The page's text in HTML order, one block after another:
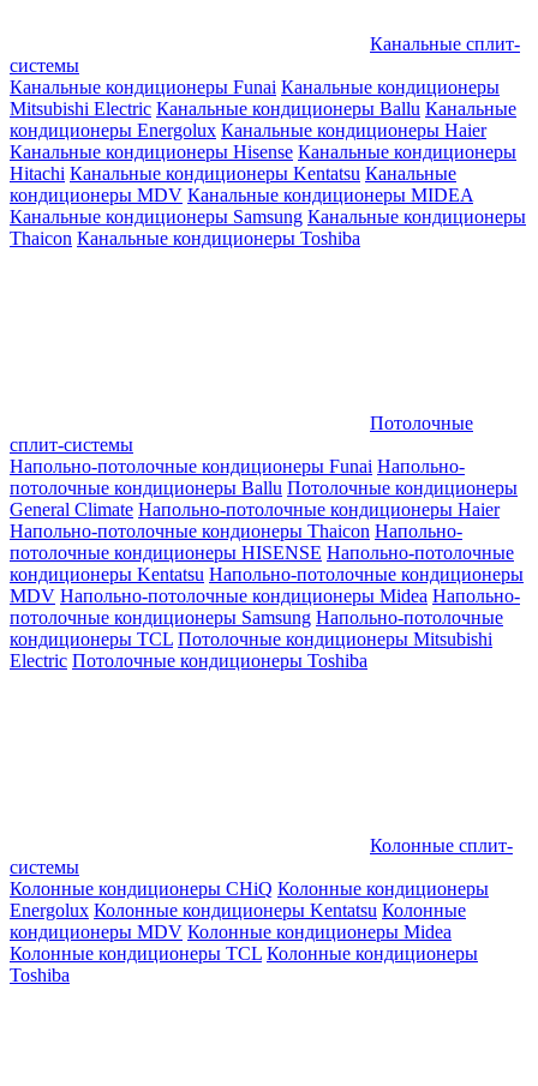
Канальные сплит-
системы
Канальные кондиционеры Funai Канальные кондиционеры
Mitsubishi Electric Канальные кондиционеры Ballu Канальные
кондиционеры Energolux Канальные кондиционеры Haier
Канальные кондиционеры Hisense Канальные кондиционеры
Hitachi Канальные кондиционеры Kentatsu Канальные
кондиционеры MDV Канальные кондиционеры MIDEA
Канальные кондиционеры Samsung Канальные кондиционеры
Thaicon Канальные кондиционеры Toshiba
Потолочные
сплит-системы
Напольно-потолочные кондиционеры Funai Напольно-
потолочные кондиционеры Ballu Потолочные кондиционеры
General Climate Напольно-потолочные кондиционеры Haier
Напольно-потолочные кондионеры Thaicon Напольно-
потолочные кондиционеры HISENSE Напольно-потолочные
кондиционеры Kentatsu Напольно-потолочные кондиционеры
MDV Напольно-потолочные кондиционеры Midea Напольно-
потолочные кондиционеры Samsung Напольно-потолочные
кондиционеры TCL Потолочные кондиционеры Mitsubishi
Electric Потолочные кондиционеры Toshiba
Колонные сплит-
системы
Колонные кондиционеры CHiQ Колонные кондиционеры
Energolux Колонные кондиционеры Kentatsu Колонные
кондиционеры MDV Колонные кондиционеры Midea
Колонные кондиционеры TCL Колонные кондиционеры
Toshiba